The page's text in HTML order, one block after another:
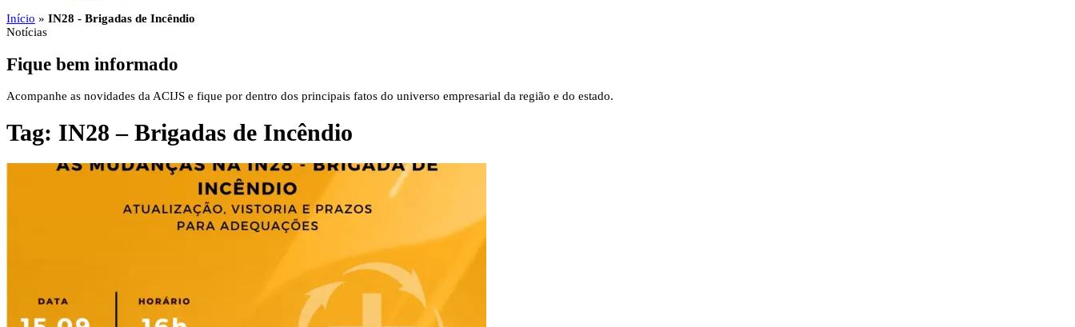
Início » IN28 - Brigadas de Incêndio
Notícias
Fique bem informado
Acompanhe as novidades da ACIJS e fique por dentro dos principais fatos do universo empresarial da região e do estado.
Tag: IN28 – Brigadas de Incêndio